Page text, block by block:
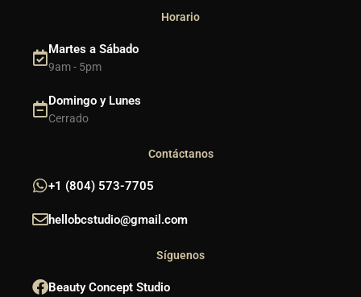
Horario
Martes a Sábado
9am - 5pm
Domingo y Lunes
Cerrado
Contáctanos
+1 (804) 573-7705
hellobcstudio@gmail.com
Síguenos
Beauty Concept Studio